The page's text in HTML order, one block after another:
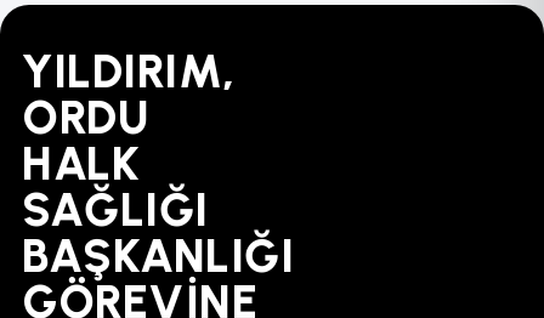
YILDIRIM,
ORDU
HALK
SAĞLIĞI
BAŞKANLIĞI
GÖREVİNE
"BU
FİYAT
KABUL
EDİLEMEZ!"
MÜBAREK-
DİKENCE
ARASINA
GÜVEN
GELDİ
TÜRK
SAĞLIK-
SEN'DEN
ZİYARET...
YAPILANDIRMADA
SÜRE
31
AĞUSTOS'TA
DOLUYOR